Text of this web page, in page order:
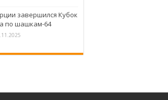
завершился Кубок
по шашкам-64